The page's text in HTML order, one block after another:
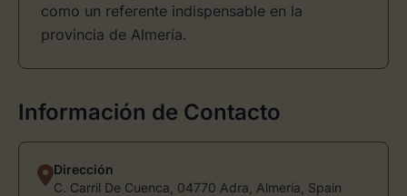
como un referente indispensable en la
provincia de Almería.
Información de Contacto
Dirección
C. Carril De Cuenca, 04770 Adra, Almería, Spain